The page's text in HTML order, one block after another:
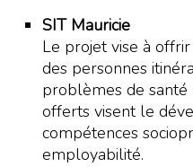
SIT Mauricie
Le projet vise à
des personnes
problèmes de santé
offerts visent le
compétences
employabilité.